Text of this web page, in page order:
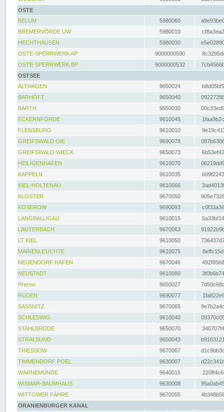
OSTE
BELUM
5980060
BREMERVÖRDE UW
5980010
HECHTHAUSEN
5980030
OSTE-SPERRWERK AP
9000000590
OSTE-SPERRWERK BP
9000000532
OSTSEE
ALTHAGEN
9650024
BARHÖFT
9650040
BARTH
9650030
ECKERNFÖRDE
9610045
FLENSBURG
9610010
GREIFSWALD OIE
9690078
GREIFSWALD-WIECK
9650073
HEILIGENHAFEN
9610070
KAPPELN
9610035
KIEL-HOLTENAU
9610066
KLOSTER
9670050
KOSEROW
9690093
LANGBALLIGAU
9610015
LAUTERBACH
9670063
LT KIEL
9610050
MARIENLEUCHTE
9610075
NEUENDORF HAFEN
9670046
NEUSTADT
9610080
Prerow
9650027
RUDEN
9690077
SASSNITZ
9670065
SCHLESWIG
9610040
STAHLBRODE
9650070
STRALSUND
9650043
THIESSOW
9670067
TIMMENDORF POEL
9630007
WARNEMÜNDE
9640015
WISMAR-BAUMHAUS
9630008
WITTOWER FÄHRE
9670055
ORANIENBURGER KANAL